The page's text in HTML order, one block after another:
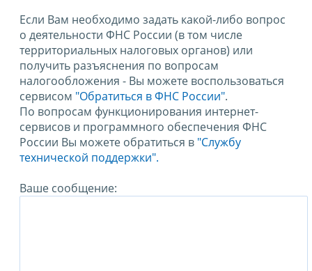
Если Вам необходимо задать какой-либо вопрос
о деятельности ФНС России (в том числе
территориальных налоговых органов) или
получить разъяснения по вопросам
налогообложения - Вы можете воспользоваться
сервисом "Обратиться в ФНС России".
По вопросам функционирования интернет-
сервисов и программного обеспечения ФНС
России Вы можете обратиться в "Службу
технической поддержки".
Ваше сообщение: